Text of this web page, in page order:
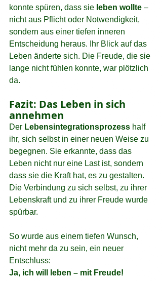
konnte spüren, dass sie leben wollte –
nicht aus Pflicht oder Notwendigkeit,
sondern aus einer tiefen inneren
Entscheidung heraus. Ihr Blick auf das
Leben änderte sich. Die Freude, die sie
lange nicht fühlen konnte, war plötzlich
da.
Fazit: Das Leben in sich
annehmen
Der Lebensintegrationsprozess half
ihr, sich selbst in einer neuen Weise zu
begegnen. Sie erkannte, dass das
Leben nicht nur eine Last ist, sondern
dass sie die Kraft hat, es zu gestalten.
Die Verbindung zu sich selbst, zu ihrer
Lebenskraft und zu ihrer Freude wurde
spürbar.
So wurde aus einem tiefen Wunsch,
nicht mehr da zu sein, ein neuer
Entschluss:
Ja, ich will leben – mit Freude!